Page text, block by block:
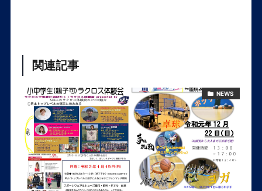
関連記事
NEWS